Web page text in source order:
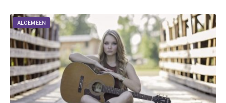
ALGEMEEN